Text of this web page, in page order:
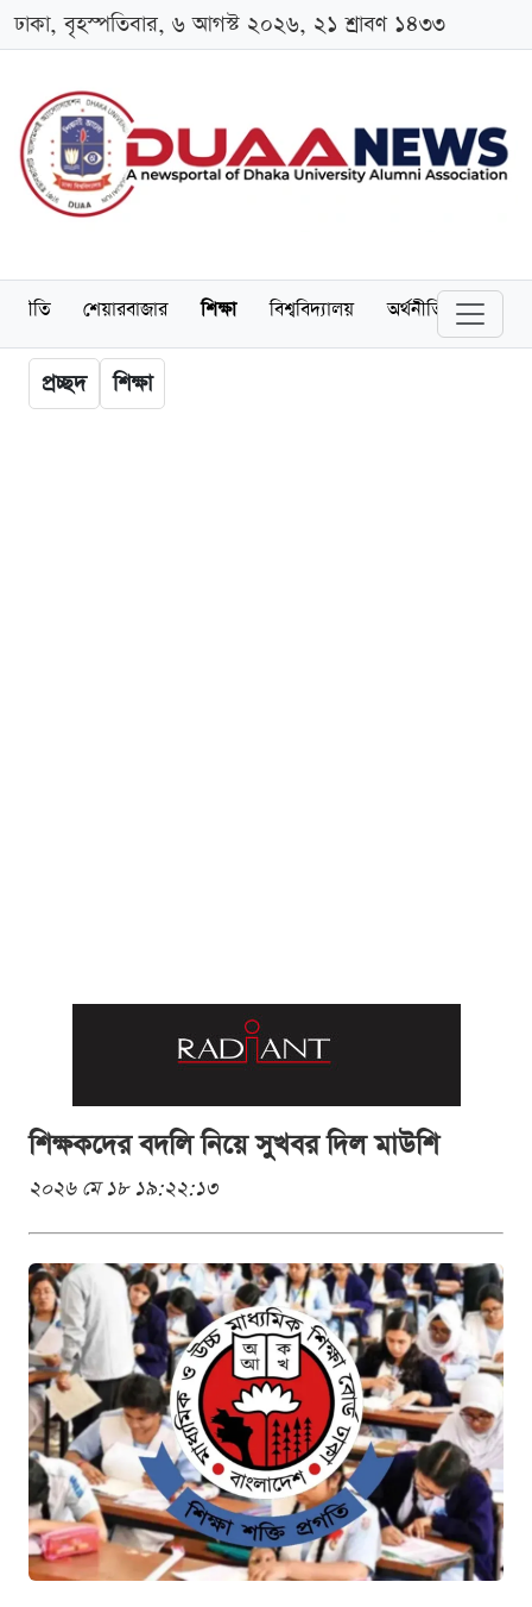
ঢাকা, বৃহস্পতিবার, ৬ আগস্ট ২০২৬, ২১ শ্রাবণ ১৪৩৩
শেয়ারবাজার শিক্ষা বিশ্ববিদ্যালয় অর্থনীতি
প্রচ্ছদ শিক্ষা
শিক্ষকদের বদলি নিয়ে সুখবর দিল মাউশি
২০২৬ মে ১৮ ১৯:২২:১৩